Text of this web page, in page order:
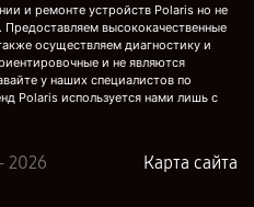
и ремонте устройств Polaris но не
высококачественные
осуществляем диагностику и
и не являются
у наших специалистов по
Polaris используется нами лишь с
2026 Карта сайта